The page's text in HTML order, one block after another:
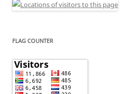
FLAG COUNTER